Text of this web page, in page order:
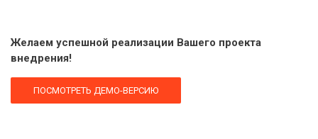
Желаем успешной реализации Вашего проекта
внедрения!
ПОСМОТРЕТЬ ДЕМО-ВЕРСИЮ